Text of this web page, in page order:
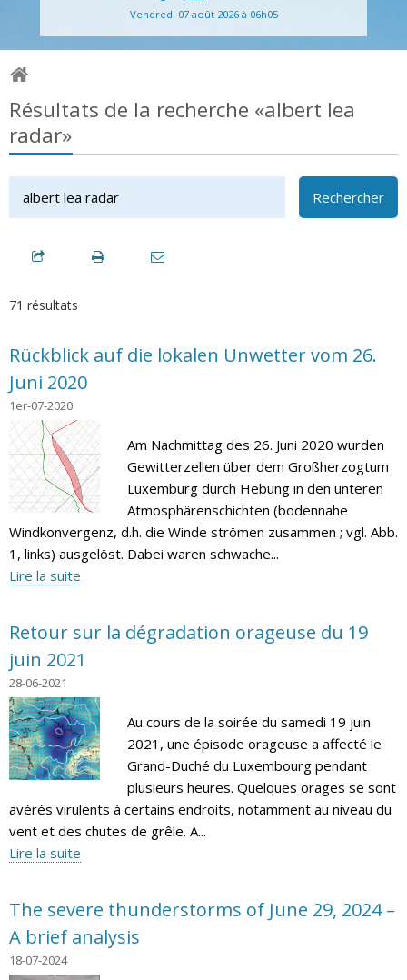
Vendredi 07 août 2026 à 06h05
Résultats de la recherche «albert lea
radar»
Rechercher
71 résultats
Rückblick auf die lokalen Unwetter vom 26.
Juni 2020
1er-07-2020
Am Nachmittag des 26. Juni 2020 wurden
Gewitterzellen über dem Großherzogtum
Luxemburg durch Hebung in den unteren
Atmosphärenschichten (bodennahe
Windkonvergenz, d.h. die Winde strömen zusammen ; vgl. Abb.
1, links) ausgelöst. Dabei waren schwache...
Lire la suite
Retour sur la dégradation orageuse du 19
juin 2021
28-06-2021
Au cours de la soirée du samedi 19 juin
2021, une épisode orageuse a affecté le
Grand-Duché du Luxembourg pendant
plusieurs heures. Quelques orages se sont
avérés virulents à certains endroits, notamment au niveau du
vent et des chutes de grêle. A...
Lire la suite
The severe thunderstorms of June 29, 2024 –
A brief analysis
18-07-2024